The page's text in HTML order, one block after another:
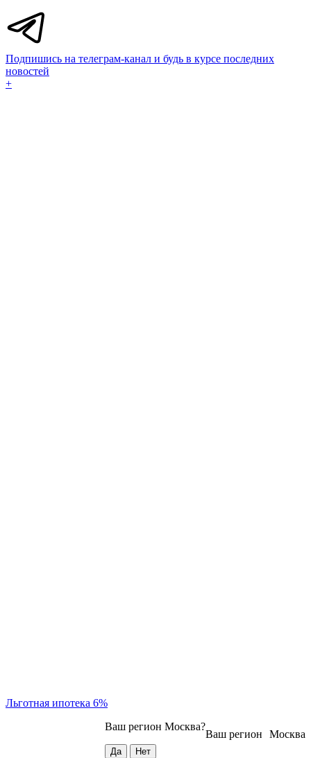
Подпишись на телеграм-канал и будь в курсе последних
новостей
+
Льготная ипотека 6%
Москва
Ваш регион
Ваш регион Москва?